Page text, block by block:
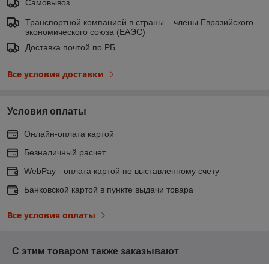
Самовывоз
Транспортной компанией в страны – члены Евразийского
экономического союза (ЕАЭС)
Доставка почтой по РБ
Все условия доставки
Условия оплаты
Онлайн-оплата картой
Безналичный расчет
WebPay - оплата картой по выставленному счету
Банковской картой в пункте выдачи товара
Все условия оплаты
С этим товаром также заказывают